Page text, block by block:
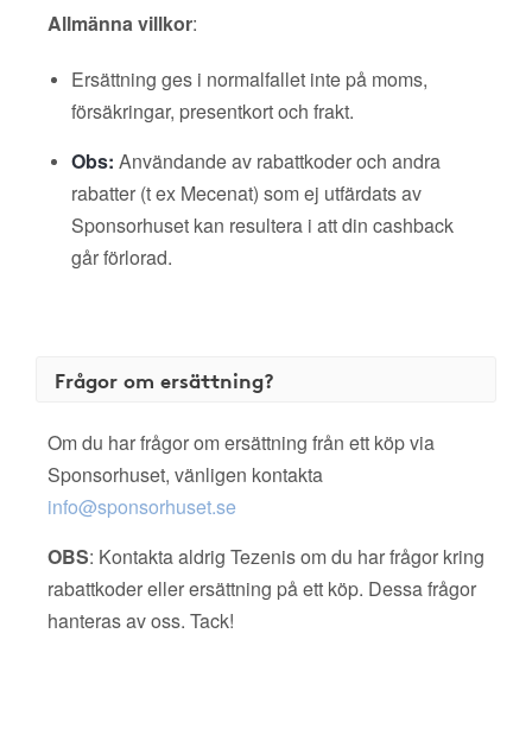
Allmänna villkor:
Ersättning ges i normalfallet inte på moms,
försäkringar, presentkort och frakt.
Obs: Användande av rabattkoder och andra
rabatter (t ex Mecenat) som ej utfärdats av
Sponsorhuset kan resultera i att din cashback
går förlorad.
Frågor om ersättning?
Om du har frågor om ersättning från ett köp via
Sponsorhuset, vänligen kontakta
info@sponsorhuset.se
OBS: Kontakta aldrig Tezenis om du har frågor kring
rabattkoder eller ersättning på ett köp. Dessa frågor
hanteras av oss. Tack!